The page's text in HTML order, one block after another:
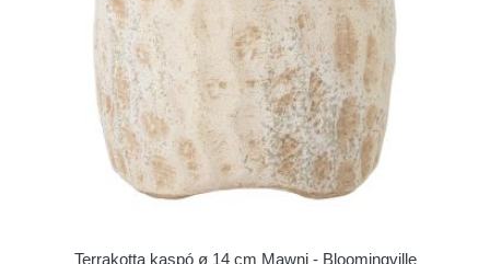
Terrakotta kaspó ø 14 cm Mawni - Bloomingville